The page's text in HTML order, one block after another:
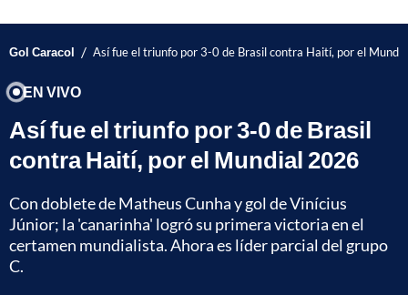
Gol Caracol / Así fue el triunfo por 3-0 de Brasil contra Haití, por el
EN VIVO
Así fue el triunfo por 3-0 de Brasil
contra Haití, por el Mundial 2026
Con doblete de Matheus Cunha y gol de Vinícius
Júnior; la 'canarinha' logró su primera victoria en el
certamen mundialista. Ahora es líder parcial del grupo
C.